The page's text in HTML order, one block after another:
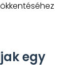
egy